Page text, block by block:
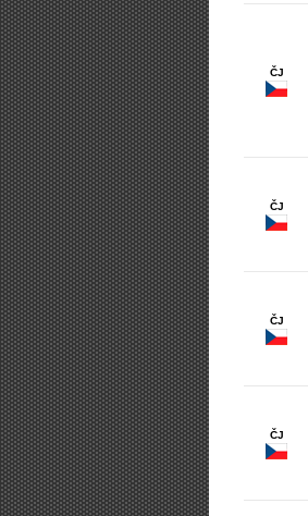
ČJ
ČJ
ČJ
ČJ